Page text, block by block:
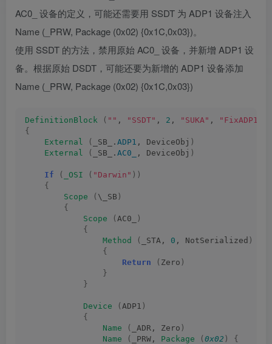
AC0_ 设备的定义，可能还需要用 SSDT 为 ADP1 设备注入
Name (_PRW, Package (0x02) {0x1C,0x03})。
使用 SSDT 的方法，禁用原始 AC0_ 设备，并新增 ADP1 设
备。根据原始 DSDT，可能还要为新增的 ADP1 设备添加
Name (_PRW, Package (0x02) {0x1C,0x03})
DefinitionBlock ( "" , "SSDT" , 2 , "SUKA" , "FixADP1"
{
External
( _SB_. ADP1 , DeviceObj )
External
( _SB_. AC0_ , DeviceObj )
If ( _OSI ( "Darwin" ))
{
Scope
( \_SB )
{
Scope
( AC0_
)
{
Method
( _STA, 0 , NotSerialized )
{
Return
( Zero )
}
}
Device ( ADP1 )
{
Name
( _ADR, Zero )
Name
( _PRW, Package ( 0x02 )
{